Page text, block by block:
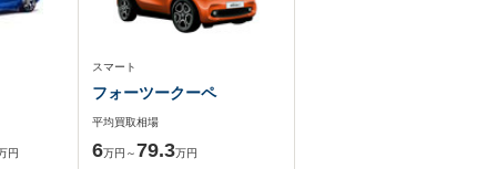
円
スマート
フォーツークーペ
平均買取相場
6万円～79.3万円